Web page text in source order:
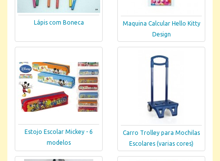
Lápis com Boneca
Maquina Calcular Hello Kitty
Design
Estojo Escolar Mickey - 6
modelos
Carro Trolley para Mochilas
Escolares (varias cores)